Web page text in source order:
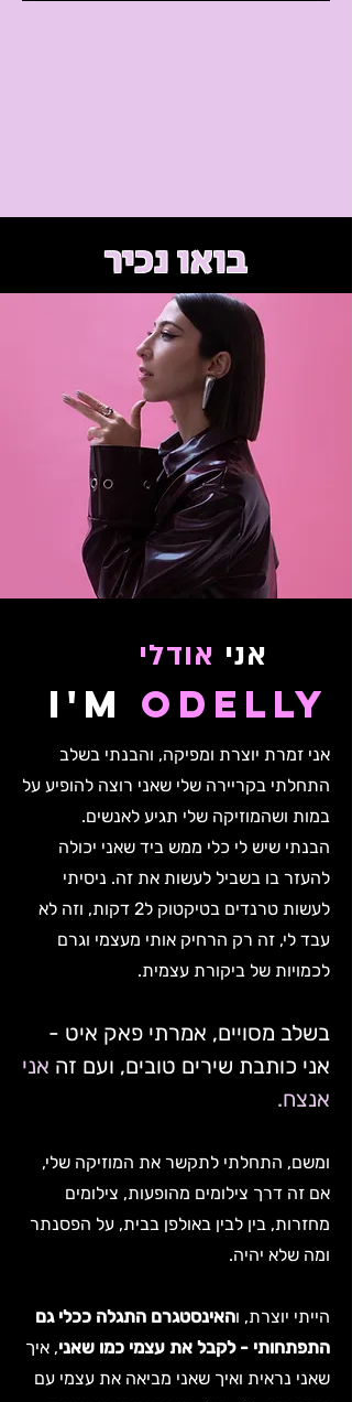
בואו נכיר
אני אודלי
I'm Odelly
אני זמרת יוצרת ומפיקה, והבנתי בשלב
התחלתי בקריירה שלי שאני רוצה להופיע על
במות ושהמוזיקה שלי תגיע לאנשים.
הבנתי שיש לי כלי ממש ביד שאני יכולה
להעזר בו בשביל לעשות את זה. ניסיתי
לעשות טרנדים בטיקטוק ל2 דקות, וזה לא
עבד לי, זה רק הרחיק אותי מעצמי וגרם
לכמויות של ביקורת עצמית.
בשלב מסויים, אמרתי פאק איט -
אני כותבת שירים טובים, ועם זה אני
אנצח.
ומשם, התחלתי לתקשר את המוזיקה שלי,
אם זה דרך צילומים מהופעות, צילומים
מחזרות, בין לבין באולפן בבית, על הפסנתר
ומה שלא יהיה.
הייתי יוצרת, והאינסטגרם התגלה ככלי גם
התפתחותי - לקבל את עצמי כמו שאני, איך
שאני נראית ואיך שאני מביאה את עצמי עם